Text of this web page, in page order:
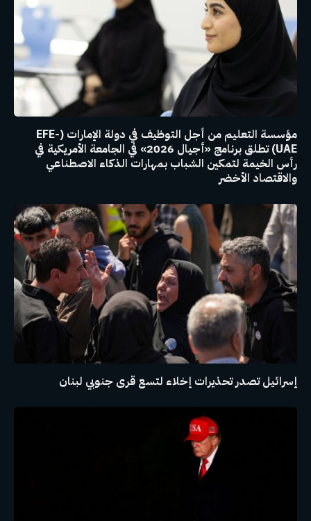
مؤسسة التعليم من أجل التوظيف في دولة الإمارات (EFE-
UAE) تطلق برنامج «أجيال 2026» في الجامعة الأمريكية في
رأس الخيمة لتمكين الشباب بمهارات الذكاء الاصطناعي
والاقتصاد الأخضر
إسرائيل تصدر تحذيرات إخلاء لتسع قرى جنوبي لبنان